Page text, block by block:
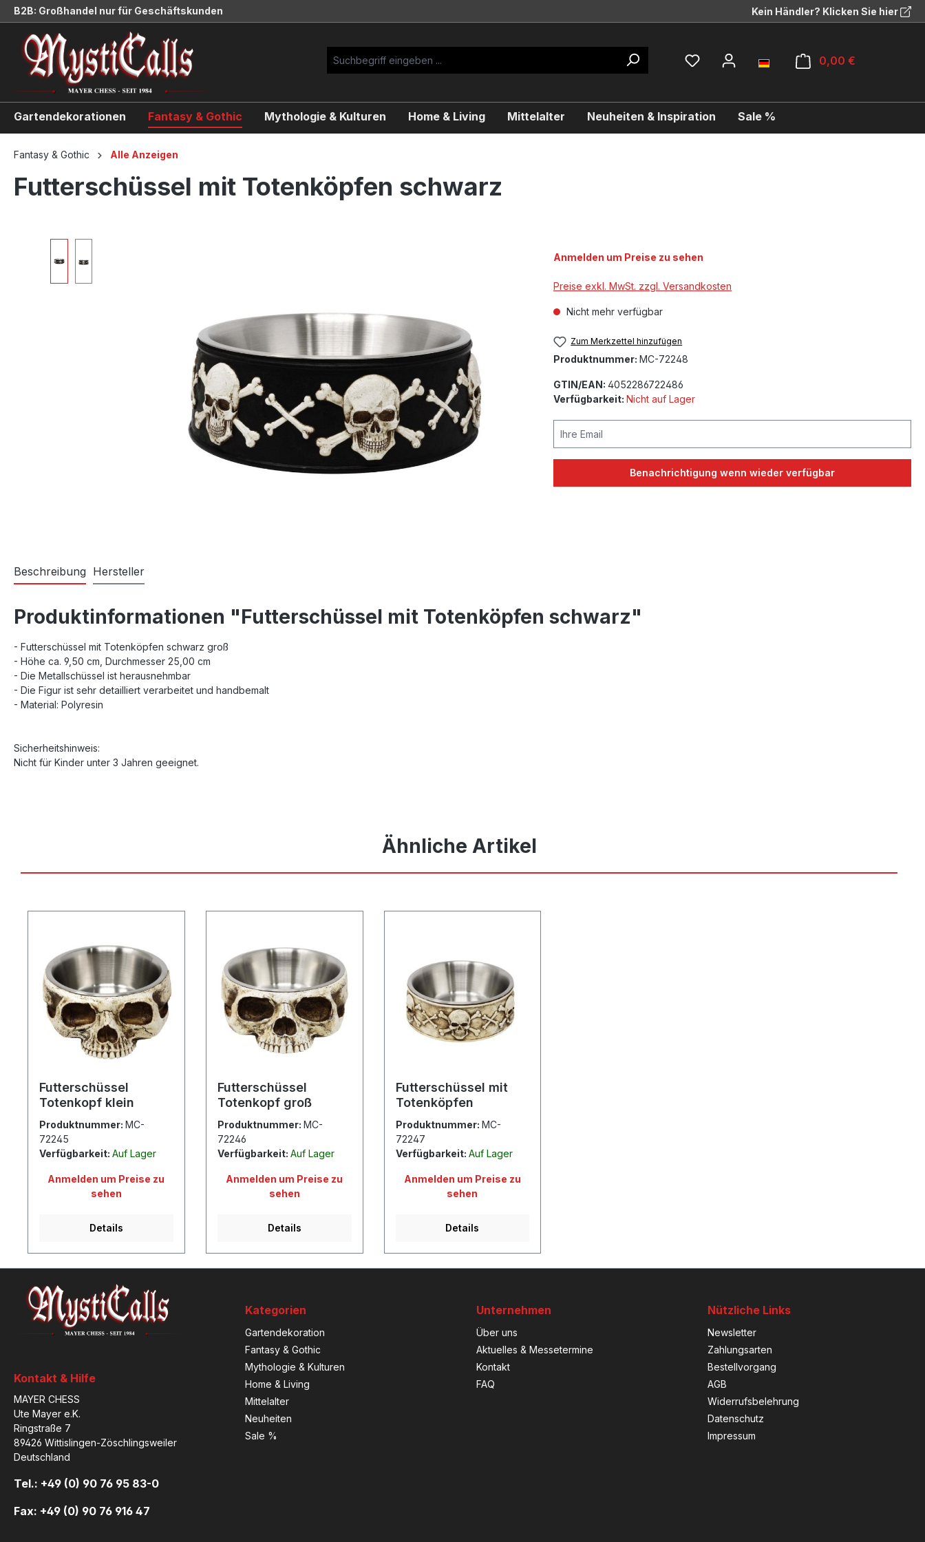
Zur Hauptnavigation springen
B2B: Großhandel nur für Geschäftskunden Kein Händler? Klicken Sie hier
0,00 €
Gartendekorationen Fantasy & Gothic Mythologie & Kulturen Home & Living Mittelalter Neuheiten & Inspiration Sale %
Fantasy & Gothic Alle Anzeigen
Futterschüssel mit Totenköpfen schwarz
Anmelden um Preise zu sehen
Preise exkl. MwSt. zzgl. Versandkosten
Nicht mehr verfügbar
Zum Merkzettel hinzufügen
Produktnummer: MC-72248
GTIN/EAN: 4052286722486
Verfügbarkeit: Nicht auf Lager
Benachrichtigung wenn wieder verfügbar
Beschreibung Hersteller
Produktinformationen "Futterschüssel mit Totenköpfen schwarz"
- Futterschüssel mit Totenköpfen schwarz groß
- Höhe ca. 9,50 cm, Durchmesser 25,00 cm
- Die Metallschüssel ist herausnehmbar
- Die Figur ist sehr detailliert verarbeitet und handbemalt
- Material: Polyresin
Sicherheitshinweis:
Nicht für Kinder unter 3 Jahren geeignet.
Ähnliche Artikel
Futterschüssel
Totenkopf klein
Produktnummer: MC-
72245
Verfügbarkeit: Auf Lager
Anmelden um Preise zu
sehen
Details
Futterschüssel
Totenkopf groß
Produktnummer: MC-
72246
Verfügbarkeit: Auf Lager
Anmelden um Preise zu
sehen
Details
Futterschüssel mit
Totenköpfen
Produktnummer: MC-
72247
Verfügbarkeit: Auf Lager
Anmelden um Preise zu
sehen
Details
Kontakt & Hilfe
MAYER CHESS
Ute Mayer e.K.
Ringstraße 7
89426 Wittislingen-Zöschlingsweiler
Deutschland
Tel.: +49 (0) 90 76 95 83-0
Fax: +49 (0) 90 76 916 47
Kategorien
Gartendekoration
Fantasy & Gothic
Mythologie & Kulturen
Home & Living
Mittelalter
Neuheiten
Sale %
Unternehmen
Über uns
Aktuelles & Messetermine
Kontakt
FAQ
Nützliche Links
Newsletter
Zahlungsarten
Bestellvorgang
AGB
Widerrufsbelehrung
Datenschutz
Impressum